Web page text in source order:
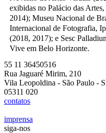
exibidas no Palácio das
2014); Museu Nacional de
Internacional de Fotografia,
(2018, 2017); e Sesc
Vive em Belo Horizonte.
55 11 36450516
Rua Jaguaré Mirim, 210
Vila Leopoldina - São Paulo -
05311 020
contatos
imprensa
siga-nos